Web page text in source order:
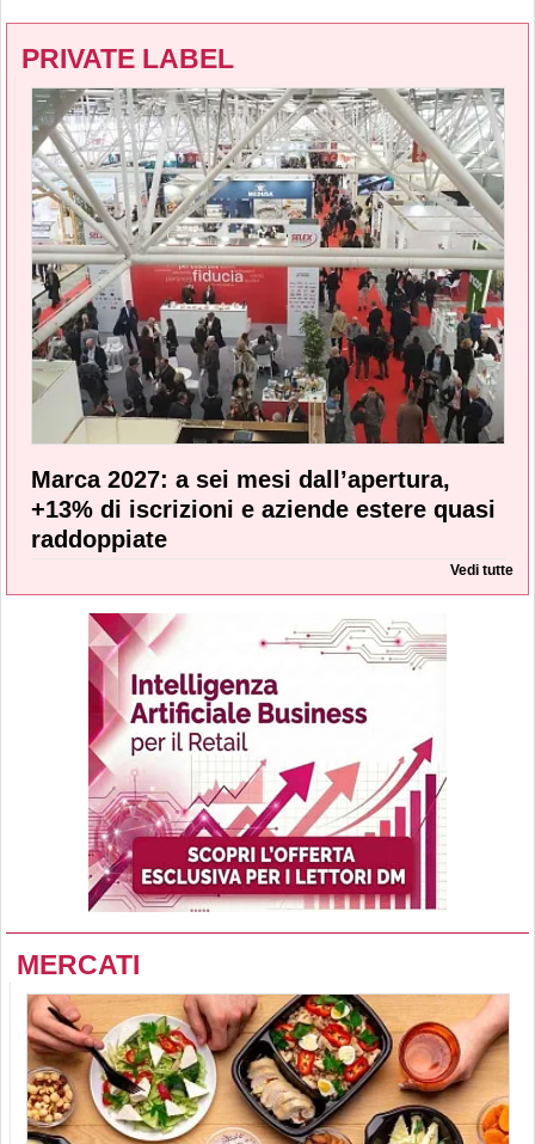
PRIVATE LABEL
Marca 2027: a sei mesi dall’apertura,
+13% di iscrizioni e aziende estere quasi
raddoppiate
Vedi tutte
MERCATI